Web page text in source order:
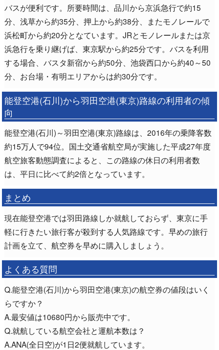
バスが便利です。所要時間は、品川から京浜急行で約15
分、浅草から約35分、押上から約38分、またモノレールで
浜松町から約20分となています。JRとモノレールまたは京
浜急行を乗り継げば、東京駅から約25分です。バスを利用
する場合、バスタ新宿から約50分、池袋西口から約40～50
分、お台場・有明エリアからは約30分です。
能登空港(石川)から羽田空港(東京)路線の利用者の傾
向
能登空港(石川)～羽田空港(東京)路線は、2016年の乗降客数
約15万人で94位。国土交通省航空局が実施した平成27年度
航空旅客動態調査によると、この路線の休日の利用者数
は、平日に比べて約2倍となっています。
まとめ
現在能登空港では羽田路線しか就航しておらず、東京に手
軽に行きたい旅行客が殺到する人気路線です。早めの旅行
計画を立て、航空券を早めに購入しましょう。
よくある質問
Q.能登空港(石川)から羽田空港(東京)の航空券の値段はいく
らですか？
A.最安値は10680円から販売中です。
Q.就航している航空会社と運航本数は？
A.ANA(全日空)が1日2便就航しています。